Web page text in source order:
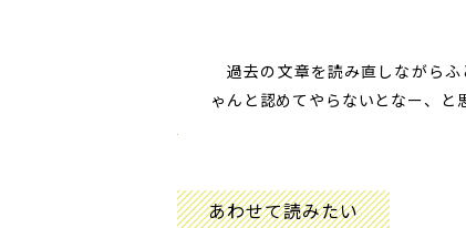
過去の文章を読み直しながらふ
ゃんと認めてやらないとなー、と
あわせて読みたい